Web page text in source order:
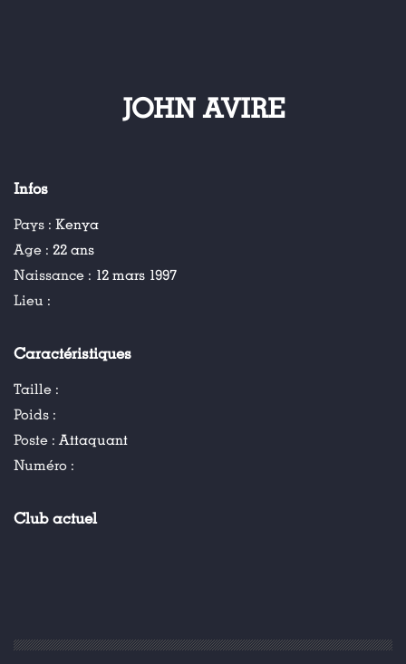
JOHN AVIRE
Infos
Pays : Kenya
Age : 22 ans
Naissance : 12 mars 1997
Lieu :
Caractéristiques
Taille :
Poids :
Poste : Attaquant
Numéro :
Club actuel